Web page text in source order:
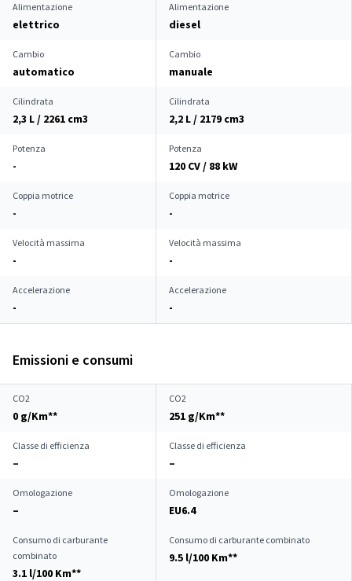
Alimentazione
elettrico
Alimentazione
diesel
Cambio
automatico
Cambio
manuale
Cilindrata
2,3 L / 2261 cm3
Cilindrata
2,2 L / 2179 cm3
Potenza
-
Potenza
120 CV / 88 kW
Coppia motrice
-
Coppia motrice
-
Velocità massima
-
Velocità massima
-
Accelerazione
-
Accelerazione
-
Emissioni e consumi
CO2
0 g/Km**
CO2
251 g/Km**
Classe di efficienza
–
Classe di efficienza
–
Omologazione
–
Omologazione
EU6.4
Consumo di carburante
combinato
3.1 l/100 Km**
Consumo di carburante combinato
9.5 l/100 Km**